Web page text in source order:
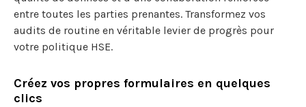
entre toutes les parties prenantes. Transformez vos
audits de routine en véritable levier de progrès pour
votre politique HSE.
Créez vos propres formulaires en quelques
clics